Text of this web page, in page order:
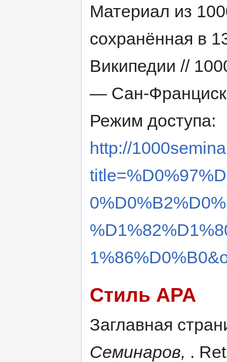
Материал из
сохранённая в
Википедии //
— Сан-
Режим доступа:
http://
Стиль APA
Заглавная
Семинаров, .